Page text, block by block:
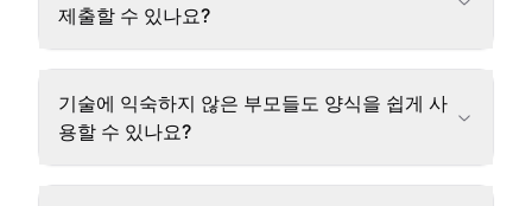
제출할 수 있나요?
기술에 익숙하지 않은 부모들도 양식을 쉽게 사
용할 수 있나요?